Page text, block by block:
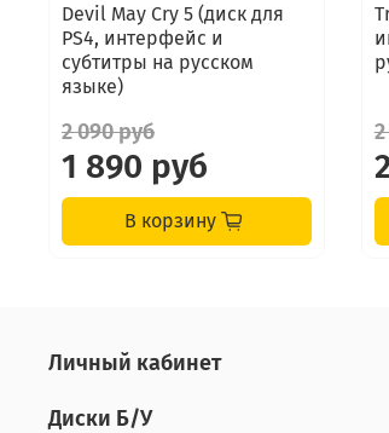
Devil May Cry 5 (диск для
PS4, интерфейс и
субтитры на русском
языке)
2 090 руб
1 890 руб
В корзину
Личный кабинет
Диски Б/У